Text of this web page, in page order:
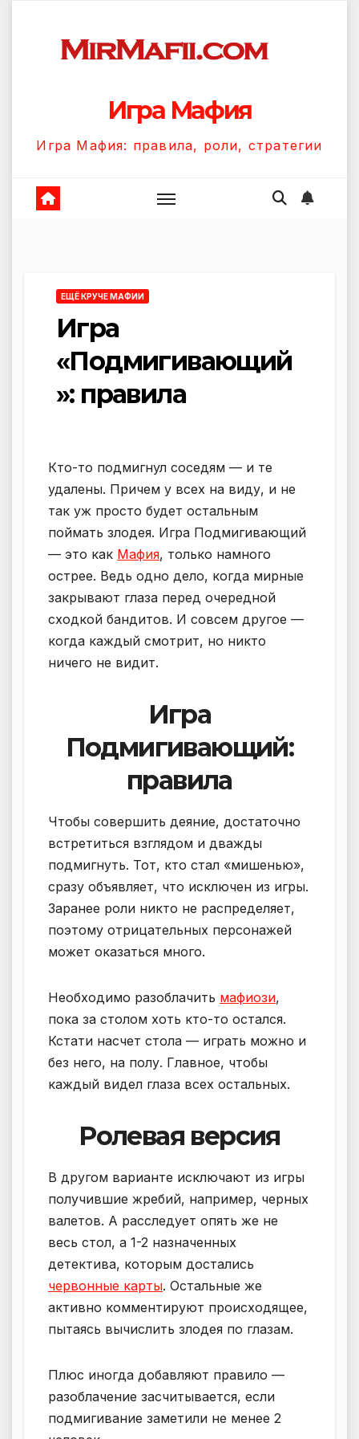
содержанию
Игра Мафия
Игра Мафия: правила, роли, стратегии
ЕЩЁ КРУЧЕ МАФИИ
Игра
«Подмигивающий
»: правила
Кто-то подмигнул соседям — и те
удалены. Причем у всех на виду, и не
так уж просто будет остальным
поймать злодея. Игра Подмигивающий
— это как Мафия, только намного
острее. Ведь одно дело, когда мирные
закрывают глаза перед очередной
сходкой бандитов. И совсем другое —
когда каждый смотрит, но никто
ничего не видит.
Игра
Подмигивающий:
правила
Чтобы совершить деяние, достаточно
встретиться взглядом и дважды
подмигнуть. Тот, кто стал «мишенью»,
сразу объявляет, что исключен из игры.
Заранее роли никто не распределяет,
поэтому отрицательных персонажей
может оказаться много.
Необходимо разоблачить мафиози,
пока за столом хоть кто-то остался.
Кстати насчет стола — играть можно и
без него, на полу. Главное, чтобы
каждый видел глаза всех остальных.
Ролевая версия
В другом варианте исключают из игры
получившие жребий, например, черных
валетов. А расследует опять же не
весь стол, а 1-2 назначенных
детектива, которым достались
червонные карты. Остальные же
активно комментируют происходящее,
пытаясь вычислить злодея по глазам.
Плюс иногда добавляют правило —
разоблачение засчитывается, если
подмигивание заметили не менее 2